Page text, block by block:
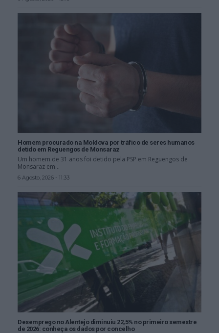
Homem procurado na Moldova por tráfico de seres humanos
detido em Reguengos de Monsaraz
Um homem de 31 anos foi detido pela PSP em Reguengos de
Monsaraz em...
6 Agosto, 2026 - 11:33
Desemprego no Alentejo diminuiu 22,5% no primeiro semestre
de 2026: conheça os dados por concelho